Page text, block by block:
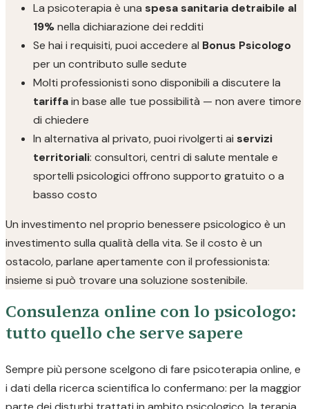
La psicoterapia è una spesa sanitaria detraibile al
19%nella dichiarazione dei redditi
Se hai i requisiti, puoi accedere al Bonus Psicologo
per un contributo sulle sedute
Molti professionisti sono disponibili a discutere la
tariffain base alle tue possibilità — non avere timore
di chiedere
In alternativa al privato, puoi rivolgerti ai servizi
territoriali: consultori, centri di salute mentale e
sportelli psicologici offrono supporto gratuito o a
basso costo
Un investimento nel proprio benessere psicologico è un
investimento sulla qualità della vita. Se il costo è un
ostacolo, parlane apertamente con il professionista:
insieme si può trovare una soluzione sostenibile.
Consulenza online con lo psicologo:
tutto quello che serve sapere
Sempre più persone scelgono di fare psicoterapia online, e
i dati della ricerca scientifica lo confermano: per la maggior